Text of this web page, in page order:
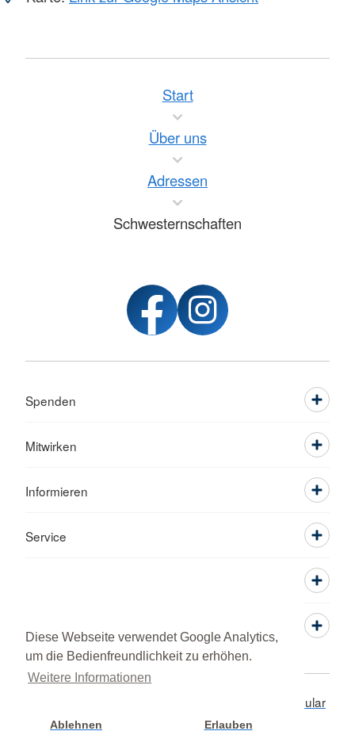
Diese Webseite verwendet Google Analytics,
um die Bedienfreundlichkeit zu erhöhen.
Weitere Informationen
Ablehnen Erlauben
Start
Über uns
Adressen
Schwesternschaften
Spenden
Mitwirken
Informieren
Service
Kontaktformular
© 2026 Kreisverband Pfaffenhofen a.d. Ilm